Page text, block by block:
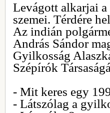
Levágott alkarjai
szemei. Térdére
Az indián
András Sándor
Gyilkosság
Szépírók
- Mit keres egy
- Látszólag a